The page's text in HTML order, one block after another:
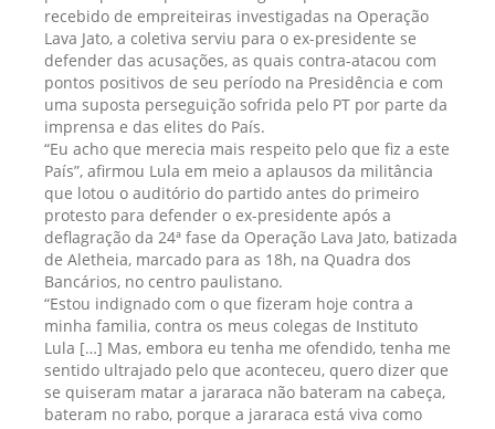
recebido de empreiteiras investigadas na Operação
Lava Jato, a coletiva serviu para o ex-presidente se
defender das acusações, as quais contra-atacou com
pontos positivos de seu período na Presidência e com
uma suposta perseguição sofrida pelo PT por parte da
imprensa e das elites do País.
“Eu acho que merecia mais respeito pelo que fiz a este
País”, afirmou Lula em meio a aplausos da militância
que lotou o auditório do partido antes do primeiro
protesto para defender o ex-presidente após a
deflagração da 24ª fase da Operação Lava Jato, batizada
de Aletheia, marcado para as 18h, na Quadra dos
Bancários, no centro paulistano.
“Estou indignado com o que fizeram hoje contra a
minha familia, contra os meus colegas de Instituto
Lula […] Mas, embora eu tenha me ofendido, tenha me
sentido ultrajado pelo que aconteceu, quero dizer que
se quiseram matar a jararaca não bateram na cabeça,
bateram no rabo, porque a jararaca está viva como